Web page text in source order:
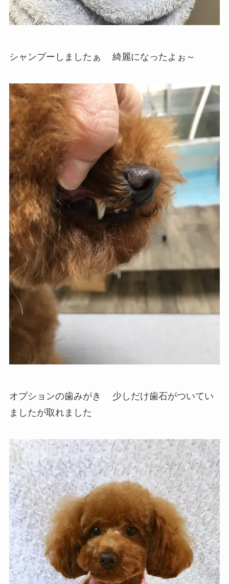
シャンプーしましたぁ 綺麗になったよぉ～
オプションの歯みがき
少しだけ歯石がついてい
ましたが取れました